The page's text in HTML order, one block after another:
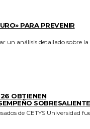
PARA PREVENIR
OBTIENEN
SOBRESALIENTE
de CETYS Universidad